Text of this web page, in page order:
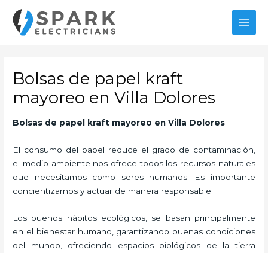
contenido
Bolsas de papel kraft
mayoreo en Villa Dolores
Bolsas de papel kraft mayoreo en Villa Dolores
El consumo del papel reduce el grado de contaminación,
el medio ambiente nos ofrece todos los recursos naturales
que necesitamos como seres humanos. Es importante
concientizarnos y actuar de manera responsable.
Los buenos hábitos ecológicos, se basan principalmente
en el bienestar humano, garantizando buenas condiciones
del mundo, ofreciendo espacios biológicos de la tierra